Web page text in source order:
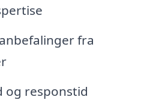
fra
responstid